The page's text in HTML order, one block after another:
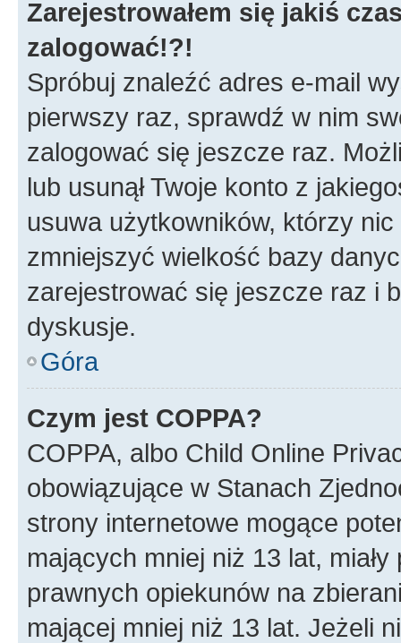
Zarejestrowałem się jakiś
zalogować!?!
Spróbuj znaleźć adres e-mail
pierwszy raz, sprawdź w nim
zalogować się jeszcze raz.
lub usunął Twoje konto z
usuwa użytkowników, którzy
zmniejszyć wielkość bazy
zarejestrować się jeszcze raz i
dyskusje.
Góra
Czym jest COPPA?
COPPA, albo Child Online
obowiązujące w Stanach
strony internetowe mogące
mających mniej niż 13 lat,
prawnych opiekunów na
mającej mniej niż 13 lat. Jeżeli